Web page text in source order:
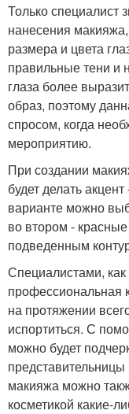
Только специалист
нанесения
размера и цвета
правильные тени и
глаза более
образ, поэтому
спросом, когда
мероприятию.
При создании
будет делать
варианте можно
во втором -
подведенным
Специалистами, как
профессиональная
на протяжении
испортиться. С
можно будет
макияжа можно
косметикой какие-